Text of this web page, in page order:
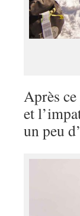
Après
et
un peu